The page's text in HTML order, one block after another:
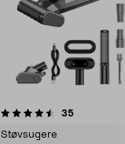
35anmeldelser
Støvsugere
4.5 av 5 stjerner